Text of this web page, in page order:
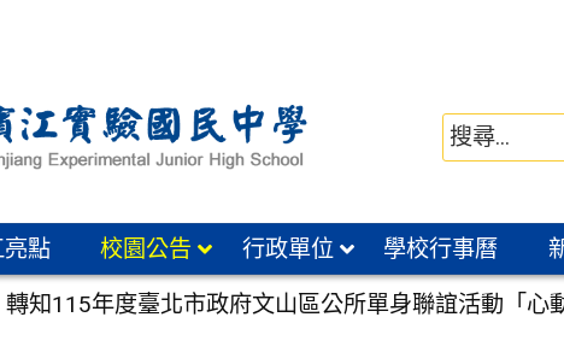
點 校園公告 行政單位 學校行事曆
轉知115年度臺北市政府文山區公所單身聯誼活動「心